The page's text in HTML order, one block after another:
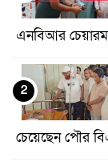
এনবিআর
চেয়েছেন পৌর
2